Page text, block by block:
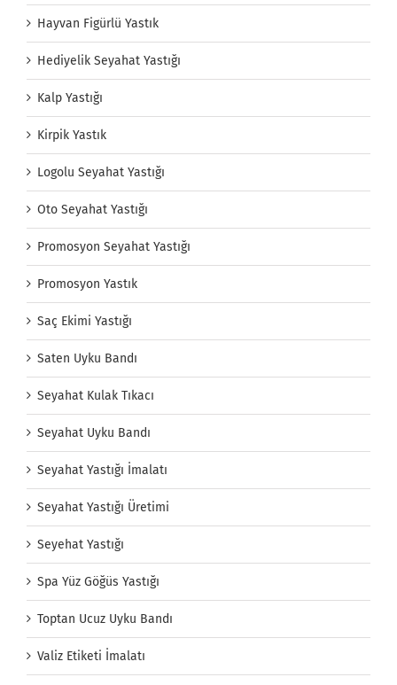
Hayvan Figürlü Yastık
Hediyelik Seyahat Yastığı
Kalp Yastığı
Kirpik Yastık
Logolu Seyahat Yastığı
Oto Seyahat Yastığı
Promosyon Seyahat Yastığı
Promosyon Yastık
Saç Ekimi Yastığı
Saten Uyku Bandı
Seyahat Kulak Tıkacı
Seyahat Uyku Bandı
Seyahat Yastığı İmalatı
Seyahat Yastığı Üretimi
Seyehat Yastığı
Spa Yüz Göğüs Yastığı
Toptan Ucuz Uyku Bandı
Valiz Etiketi İmalatı